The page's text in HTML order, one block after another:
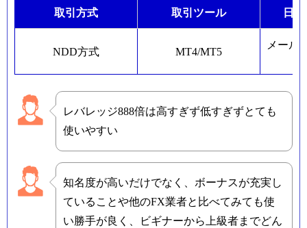
取引方式 取引ツール 日
NDD方式 MT4/MT5
メール
レバレッジ888倍は高すぎず低すぎずとても
使いやすい
知名度が高いだけでなく、ボーナスが充実し
ていることや他のFX業者と比べてみても使
い勝手が良く、ビギナーから上級者までどん